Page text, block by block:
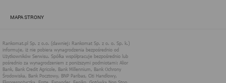
MAPA STRONY
dostosowanie usług, świadczonych w ramach serwisu do potrzeb
Więcej informacji na temat stosowania technologii cookies w
serwisie dostępne jest w Polityce Cookies.
Polityka Cookies serwisów
internetowych spółki Rankomat.pl Sp. z